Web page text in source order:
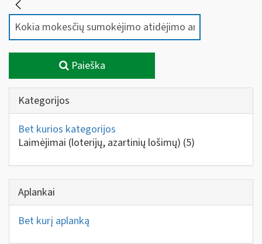
Paieška
Kategorijos
Bet kurios kategorijos
Laimėjimai (loterijų, azartinių lošimų) (5)
Aplankai
Bet kurį aplanką